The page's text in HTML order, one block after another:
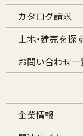
カタログ請求
土地・建売を探
お問い合わせ一
企業情報